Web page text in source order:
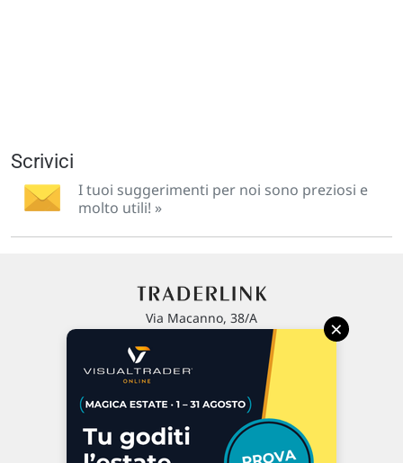
Scrivici
I tuoi suggerimenti per noi sono preziosi e
molto utili! »
Via Macanno, 38/A
P.IVA 02 452 460 401
Chi siamo
Commenti e segnalazioni
×